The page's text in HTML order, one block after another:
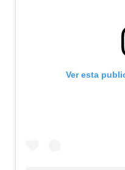
Ver esta